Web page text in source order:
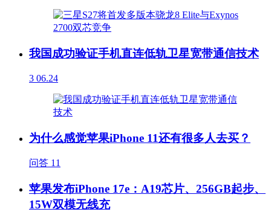
我国成功验证手机直连低轨卫星宽带通信技术
3 06.24
为什么感觉苹果iPhone 11还有很多人去买？
问答 11
苹果发布iPhone 17e：A19芯片、256GB起步、
15W双模无线充